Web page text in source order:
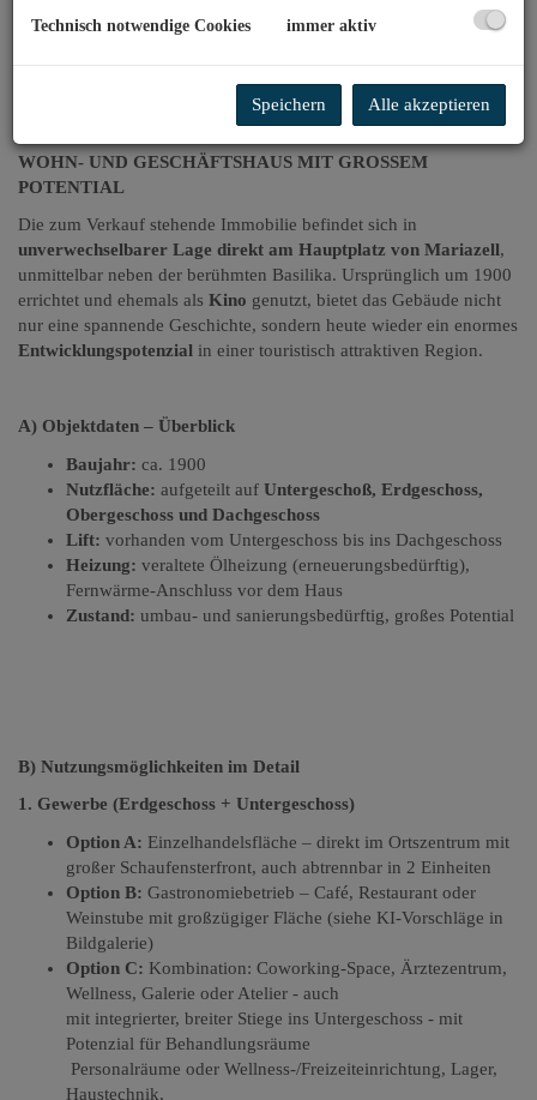
WOHN- UND GESCHÄFTSHAUS MIT GROSSEM
POTENTIAL
Die zum Verkauf stehende Immobilie befindet sich in
unverwechselbarer Lage direkt am Hauptplatz von Mariazell,
unmittelbar neben der berühmten Basilika. Ursprünglich um 1900
errichtet und ehemals als Kino genutzt, bietet das Gebäude nicht
nur eine spannende Geschichte, sondern heute wieder ein enormes
Entwicklungspotenzial in einer touristisch attraktiven Region.
A) Objektdaten – Überblick
Baujahr: ca. 1900
Nutzfläche: aufgeteilt auf Untergeschoß, Erdgeschoss,
Obergeschoss und Dachgeschoss
Lift: vorhanden vom Untergeschoss bis ins Dachgeschoss
Heizung: veraltete Ölheizung (erneuerungsbedürftig),
Fernwärme-Anschluss vor dem Haus
Zustand: umbau- und sanierungsbedürftig, großes Potential
B) Nutzungsmöglichkeiten im Detail
1. Gewerbe (Erdgeschoss + Untergeschoss)
Option A: Einzelhandelsfläche – direkt im Ortszentrum mit
großer Schaufensterfront, auch abtrennbar in 2 Einheiten
Option B: Gastronomiebetrieb – Café, Restaurant oder
Weinstube mit großzügiger Fläche (siehe KI-Vorschläge in
Bildgalerie)
Option C: Kombination: Coworking-Space, Ärztezentrum,
Wellness, Galerie oder Atelier - auch
mit integrierter, breiter Stiege ins Untergeschoss - mit
Potenzial für Behandlungsräume
Personalräume oder Wellness-/Freizeiteinrichtung, Lager,
Haustechnik,
Technisch notwendige Cookies immer aktiv
Speichern Alle akzeptieren